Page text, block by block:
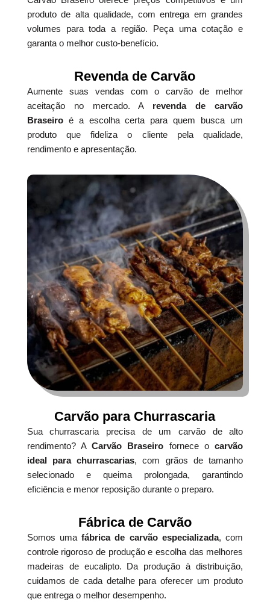
produto de alta qualidade, com entrega em grandes
volumes para toda a região. Peça uma cotação e
garanta o melhor custo-benefício.
Revenda de Carvão
Aumente suas vendas com o carvão de melhor
aceitação no mercado. A revenda de carvão
Braseiroé a escolha certa para quem busca um
produto que fideliza o cliente pela qualidade,
rendimento e apresentação.
Carvão para Churrascaria
Sua churrascaria precisa de um carvão de alto
rendimento? ACarvão Braseiro fornece ocarvão
ideal para churrascarias, com grãos de tamanho
selecionado e queima prolongada, garantindo
eficiência e menor reposição durante o preparo.
Fábrica de Carvão
Somos umafábrica de carvão especializada, com
controle rigoroso de produção e escolha das melhores
madeiras de eucalipto. Da produção à distribuição,
cuidamos de cada detalhe para oferecer um produto
que entrega o melhor desempenho.